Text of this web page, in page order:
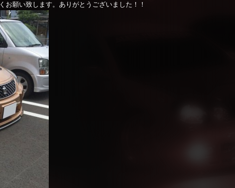
願い致します。ありがとうございました！！